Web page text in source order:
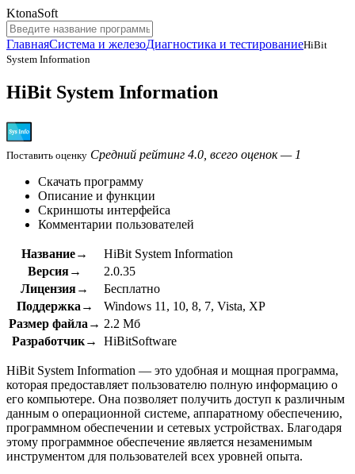
KtonaSoft
ГлавнаяСистема и железоДиагностика и тестированиеHiBit
System Information
HiBit System Information
Поставить оценку Средний рейтинг 4.0, всего оценок — 1
Скачать программу
Описание и функции
Скриншоты интерфейса
Комментарии пользователей
Название→
HiBit System Information
Версия→
2.0.35
Лицензия→
Бесплатно
Поддержка→
Windows 11, 10, 8, 7, Vista, XP
Размер файла→ 2.2 Мб
Разработчик→
HiBitSoftware
HiBit System Information — это удобная и мощная программа,
которая предоставляет пользователю полную информацию о
его компьютере. Она позволяет получить доступ к различным
данным о операционной системе, аппаратному обеспечению,
программном обеспечении и сетевых устройствах. Благодаря
этому программное обеспечение является незаменимым
инструментом для пользователей всех уровней опыта.